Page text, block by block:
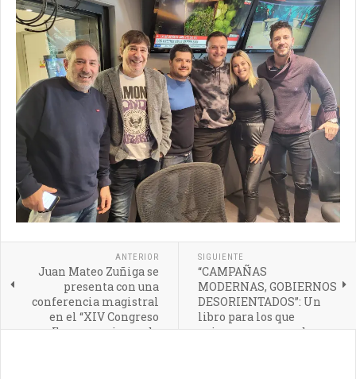
ANTERIOR
Juan Mateo Zuñiga se
presenta con una
conferencia magistral
en el “XIV Congreso
Iberoamericano de
SIGUIENTE
“CAMPAÑAS
MODERNAS, GOBIERNOS
DESORIENTADOS”: Un
libro para los que
quieren conocer sobre